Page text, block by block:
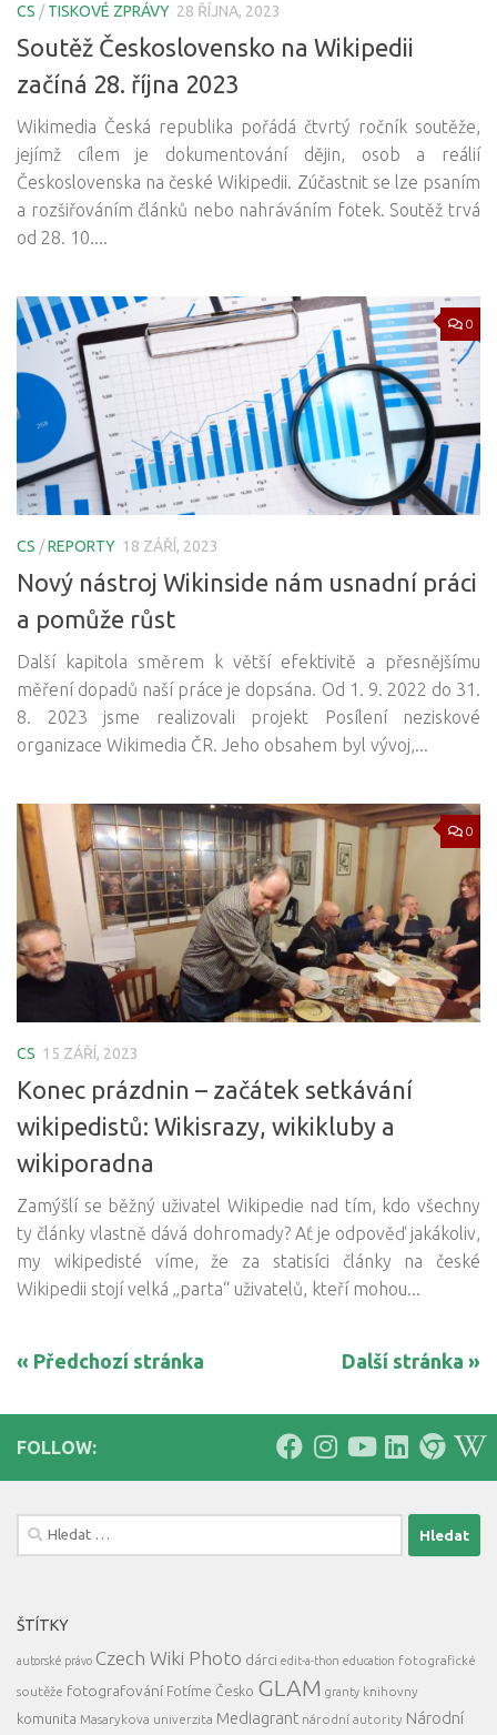
CS /TISKOVÉ ZPRÁVY 28 ŘÍJNA, 2023
Soutěž Československo na Wikipedii
začíná 28. října 2023
Wikimedia Česká republika pořádá čtvrtý ročník soutěže,
jejímž cílem je dokumentování dějin, osob a reálií
Československa na české Wikipedii. Zúčastnit se lze psaním
a rozšiřováním článků nebo nahráváním fotek. Soutěž trvá
od 28. 10....
0
CS /REPORTY 18 ZÁŘÍ, 2023
Nový nástroj Wikinside nám usnadní práci
a pomůže růst
Další kapitola směrem k větší efektivitě a přesnějšímu
měření dopadů naší práce je dopsána. Od 1. 9. 2022 do 31.
8. 2023 jsme realizovali projekt Posílení neziskové
organizace Wikimedia ČR. Jeho obsahem byl vývoj,...
0
CS 15 ZÁŘÍ, 2023
Konec prázdnin – začátek setkávání
wikipedistů: Wikisrazy, wikikluby a
wikiporadna
Zamýšlí se běžný uživatel Wikipedie nad tím, kdo všechny
ty články vlastně dává dohromady? Ať je odpověď jakákoliv,
my wikipedisté víme, že za statisíci články na české
Wikipedii stojí velká „parta“ uživatelů, kteří mohou...
« Předchozí stránka Další stránka »
FOLLOW:
Vyhledávání
ŠTÍTKY
autorské právo Czech Wiki Photo dárci edit-a-thon education fotografické
soutěže fotografování Fotíme Česko GLAM granty knihovny
komunita Masarykova univerzita Mediagrant národní autority Národní